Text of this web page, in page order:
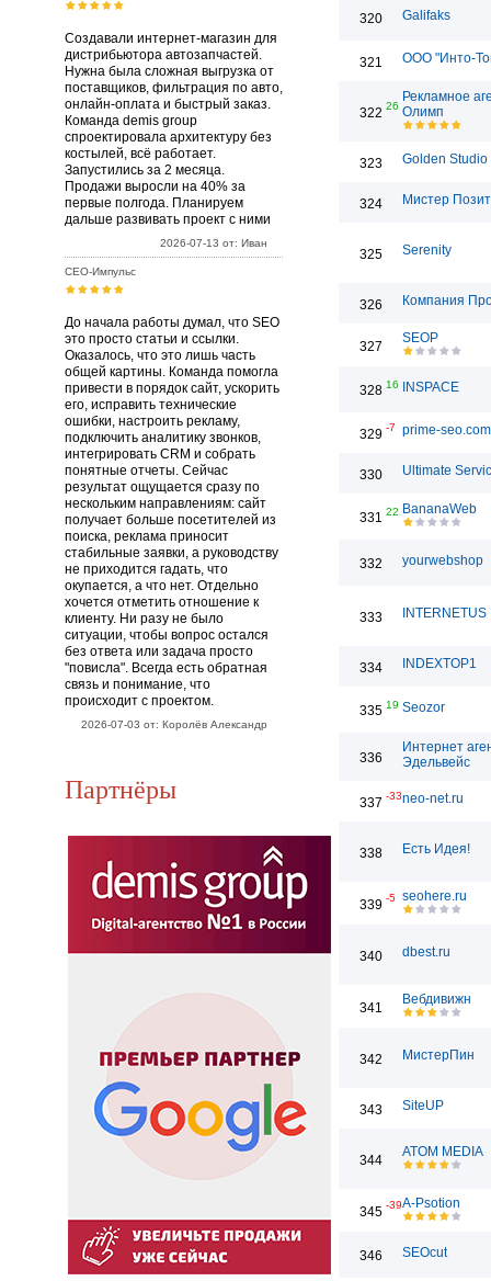
Создавали интернет-магазин для
дистрибьютора автозапчастей.
Нужна была сложная выгрузка от
поставщиков, фильтрация по авто,
онлайн-оплата и быстрый заказ.
Команда demis group
спроектировала архитектуру без
костылей, всё работает.
Запустились за 2 месяца.
Продажи выросли на 40% за
первые полгода. Планируем
дальше развивать проект с ними
2026-07-13 от: Иван
СЕО-Импульс
До начала работы думал, что SEO
это просто статьи и ссылки.
Оказалось, что это лишь часть
общей картины. Команда помогла
привести в порядок сайт, ускорить
его, исправить технические
ошибки, настроить рекламу,
подключить аналитику звонков,
интегрировать CRM и собрать
понятные отчеты. Сейчас
результат ощущается сразу по
нескольким направлениям: сайт
получает больше посетителей из
поиска, реклама приносит
стабильные заявки, а руководству
не приходится гадать, что
окупается, а что нет. Отдельно
хочется отметить отношение к
клиенту. Ни разу не было
ситуации, чтобы вопрос остался
без ответа или задача просто
"повисла". Всегда есть обратная
связь и понимание, что
происходит с проектом.
2026-07-03 от: Королёв Александр
Партнёры
320 Galifaks
321 ООО "Инто-
322 26
Рекламное
Олимп
323 Golden Studio
324 Мистер
325 Serenity
326 Компания
327
SEOP
328 16 INSPACE
329 -7 prime-seo.com
330 Ultimate
331 22 BananaWeb
332 yourwebshop
333 INTERNETUS
334 INDEXTOP1
335 19 Seozor
336
Интернет
Эдельвейс
337 -33neo-net.ru
338 Есть Идея!
339 -5 seohere.ru
340 dbest.ru
341
Вебдивижн
342 МистерПин
343 SiteUP
344
ATOM MEDIA
345 -39A-Psotion
346 SEOcut